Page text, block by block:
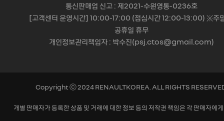
통신판매업 신고 : 제2021-수원영통-0236호
[고객센터 운영시간] 10:00-17:00 (점심시간 12:00-13:00) ※주
공휴일 휴무
개인정보관리책임자 : 박수진(psj.ctos@gmail.com)
Copyright ⓒ 2024 RENAULTKOREA. ALL RIGHTS
개별 판매자가 등록한 상품 및 거래에 대한 정보 등의 저작권 책임은 각 판매자에